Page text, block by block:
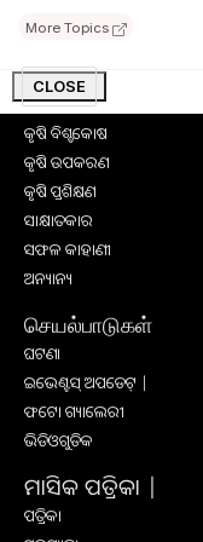
More Topics
CLOSE
ସରକାରୀ ଯୋଜନା
ଉଦ୍ୟାନ କୃଷି
କୃଷି ବିଶ୍ବକୋଷ
କୃଷି ଉପକରଣ
କୃଷି ପ୍ରଶିକ୍ଷଣ
ସାକ୍ଷାତକାର
ସଫଳ କାହାଣୀ
ଅନ୍ୟାନ୍ୟ
செயல்பாடுகள்
ଘଟଣା
ଇଭେଣ୍ଟସ୍ ଅପଡେଟ୍ |
ଫଟୋ ଗ୍ୟାଲେରୀ
ଭିଡିଓଗୁଡିକ
ମାସିକ ପତ୍ରିକା |
ପତ୍ରିକା